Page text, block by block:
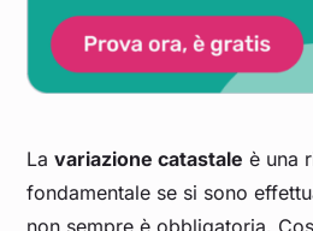
Lavariazione catastale è una
fondamentale se si sono
non sempre è obbligatoria.